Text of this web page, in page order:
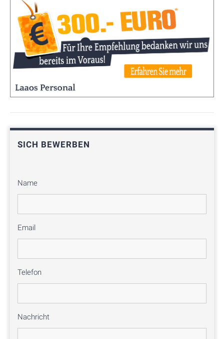
SICH BEWERBEN
Name
Email
Telefon
Nachricht